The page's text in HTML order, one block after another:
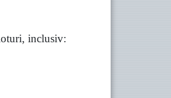
inclusiv: